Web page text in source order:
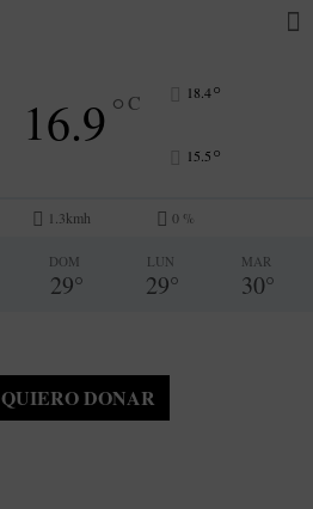
16.9°C 18.4°
15.5°
1.3kmh 0 %
DOM
29°
LUN
29°
MAR
30°
QUIERO DONAR